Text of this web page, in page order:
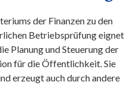
der Finanzen zu den
Betriebsprüfung eignet
Planung und Steuerung der
für die Öffentlichkeit. Sie
erzeugt auch durch andere